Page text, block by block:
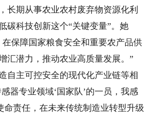
期从事农业农村废弃物资源化利
碳科技创新这个“关键变量”。她
保障国家粮食安全和重要农产品供
汇潜力，推动农业高质量发展。”
主可控安全的现代化产业链等相
器专业领域‘国家队’的一员，我感
命责任，在未来传统制造业转型升级